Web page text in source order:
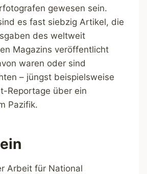
gewesen sein.
es fast siebzig Artikel, die
des weltweit
Magazins veröffentlicht
waren oder sind
– jüngst beispielsweise
Reportage über ein
Pazifik.
Arbeit für National